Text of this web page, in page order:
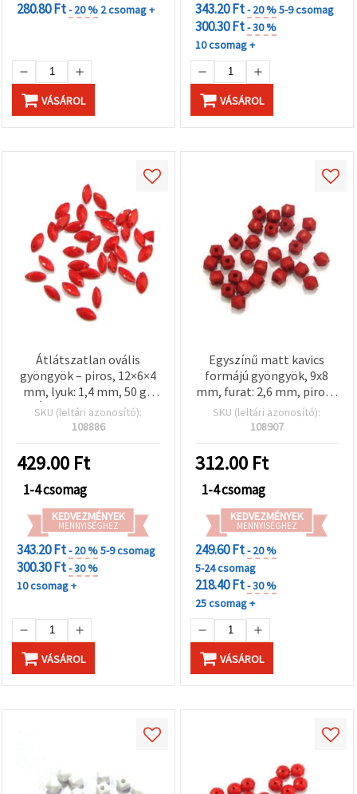
280.80 Ft- 20 % 2 csomag +
VÁSÁROL
343.20 Ft- 20 %5-9 csomag
300.30 Ft- 30 %
10 csomag +
VÁSÁROL
Átlátszatlan ovális
gyöngyök – piros, 12×6×4
mm, lyuk: 1,4 mm, 50 g |
Ékszerkészítéshez,
kézműves karkötőkhöz,
dekorációkhoz
SKU (leltári azonosító):
108886
429.00 Ft
1-4 csomag
KEDVEZMÉNYEK
MENNYISÉGHEZ
343.20 Ft- 20 %5-9 csomag
300.30 Ft- 30 %
10 csomag +
VÁSÁROL
Egyszínű matt kavics
formájú gyöngyök, 9x8
mm, furat: 2,6 mm, piros -
20 g
SKU (leltári azonosító):
108907
312.00 Ft
1-4 csomag
KEDVEZMÉNYEK
MENNYISÉGHEZ
249.60 Ft- 20 %
5-24 csomag
218.40 Ft- 30 %
25 csomag +
VÁSÁROL